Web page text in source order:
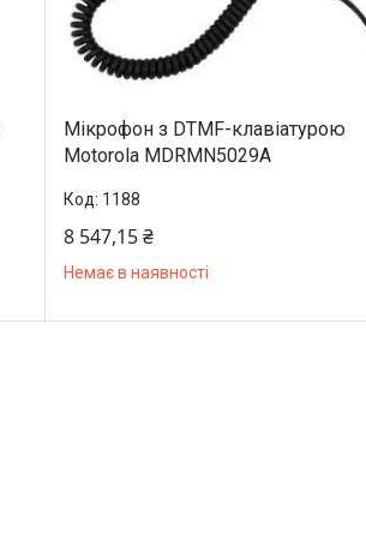
Мікрофон з DTMF-клавіатурою
Motorola MDRMN5029A
1188
8 547,15 ₴
Немає в наявності